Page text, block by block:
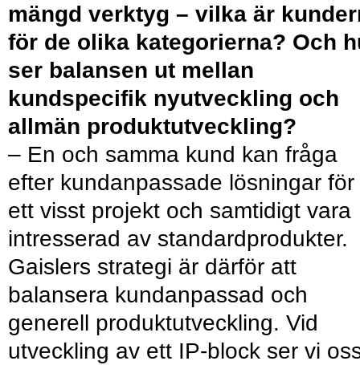
mängd verktyg – vilka är
för de olika kategorierna? Och
ser balansen ut mellan
kundspecifik nyutveckling och
allmän produktutveckling?
– En och samma kund kan fråga
efter kundanpassade lösningar för
ett visst projekt och samtidigt vara
intresserad av standardprodukter.
Gaislers strategi är därför att
balansera kundanpassad och
generell produktutveckling. Vid
utveckling av ett IP-block ser vi